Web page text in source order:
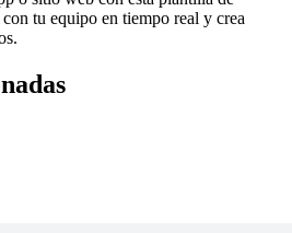
tu equipo en tiempo real y crea